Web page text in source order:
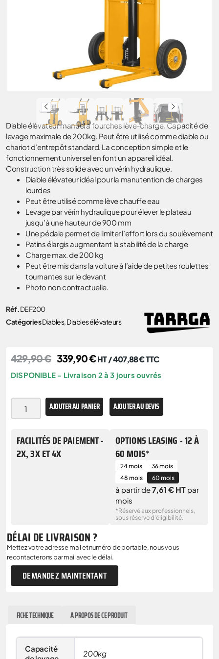
Diable élévateur manuel à fourches lève-charge. Capacité de
levage maximale de 200kg. Peut être utilisé comme diable ou
chariot d’entrepôt standard. La conception simple et le
fonctionnement universel en font un appareil idéal.
Construction très solide avec un vérin hydraulique.
Diable élévateur idéal pour la manutention de charges
lourdes
Peut être utilisé comme lève chauffe eau
Levage par vérin hydraulique pour élever le plateau
jusqu’à une hauteur de 900 mm
Une pédale permet de limiter l’effort lors du soulèvement
Patins élargis augmentant la stabilité de la charge
Charge max. de 200 kg
Peut être mis dans la voiture à l’aide de petites roulettes
tournantes sur le devant
Photo non contractuelle.
Réf.DEF200
CatégoriesDiables,Diables élévateurs
429,90€ 339,90€HT /407,88€TTC
DISPONIBLE - Livraison 2 à 3 jours ouvrés
AJOUTER AU PANIER AJOUTER AU DEVIS
FACILITÉS DE PAIEMENT -
2X, 3X ET 4X
OPTIONS LEASING - 12 À
60 MOIS*
24 mois
36 mois
48 mois
60 mois
à partir de7,61 € HT par
mois
*Réservé aux professionnels,
sous réserve d'éligibilité.
DÉLAI DE LIVRAISON ?
Mettez votre adresse mail et numéro de portable, nous vous
recontacterons par mail avec le délai.
DEMANDEZ MAINTENTANT
FICHE TECHNIQUE A PROPOS DE CE PRODUIT
Capacité
200kg